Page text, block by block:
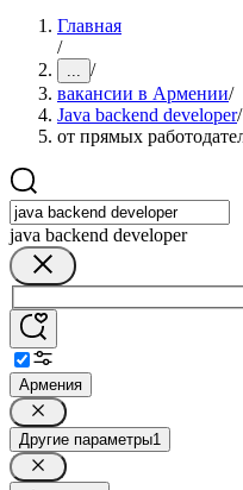
Главная
/
... /
вакансии в Армении/
Java backend developer/
от прямых
java backend developer
Армения
Другие параметры1